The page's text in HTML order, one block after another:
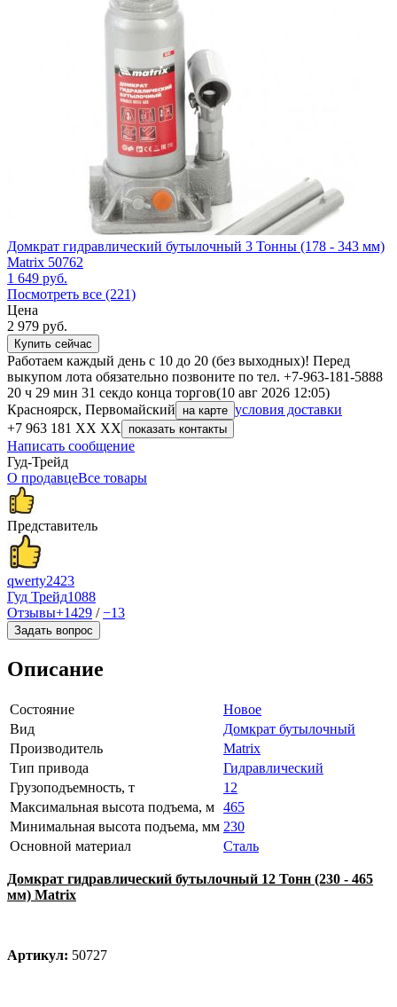
Домкрат гидравлический бутылочный 3 Тонны (178 - 343 мм)
Matrix 50762
1 649 руб.
Посмотреть все (221)
Цена
2 979 руб.
Купить сейчас
Работаем каждый день с 10 до 20 (без выходных)! Перед
выкупом лота обязательно позвоните по тел. +7-963-181-5888
20 ч 29 мин 31 секдо конца торгов(10 авг 2026 12:05)
Красноярск, Первомайский
на карте условия доставки
+7 963 181 XX XX
показать контакты
Написать сообщение
Гуд-Трейд
О продавцеВсе товары
Представитель
qwerty2423
Гуд Трейд1088
Отзывы+1429 /−13
Задать вопрос
Описание
Состояние
Новое
Вид
Домкрат бутылочный
Производитель
Matrix
Тип привода
Гидравлический
Грузоподъемность, т
12
Максимальная высота подъема, м 465
Минимальная высота подъема, мм 230
Основной материал
Сталь
Домкрат гидравлический бутылочный 12 Тонн (230 - 465
мм) Matrix
Артикул: 50727